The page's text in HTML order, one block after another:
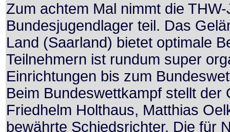
Zum achtem Mal nimmt die
Bundesjugendlager teil. Das
Land (Saarland) bietet optimale
Teilnehmern ist rundum super
Einrichtungen bis zum
Beim Bundeswettkampf stellt der
Friedhelm Holthaus, Matthias
bewährte Schiedsrichter. Die für